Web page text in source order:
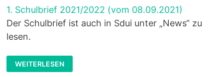
1. Schulbrief 2021/2022 (vom 08.09.2021)
Der Schulbrief ist auch in Sdui unter „News“ zu
lesen.
SCHULBRIEF:
AKTUELLE
INFORMATIONEN
WEITERLESEN